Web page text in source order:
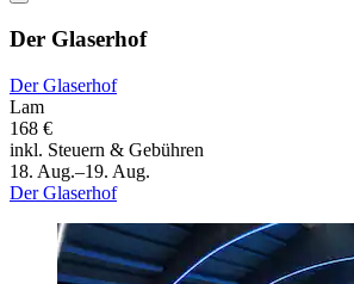
Der Glaserhof
Der Glaserhof
Lam
168 €
inkl. Steuern & Gebühren
18. Aug.–19. Aug.
Der Glaserhof